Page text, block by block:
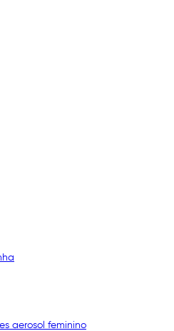
aerosol feminino